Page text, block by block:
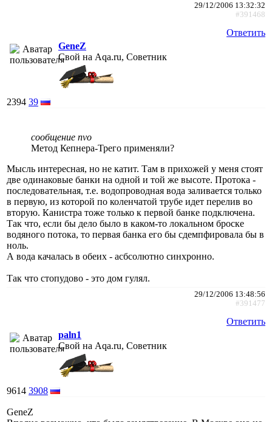
29/12/2006 13:32:32
#391468
Ответить
GeneZ
Свой на Aqa.ru, Советник
2394 39
сообщение nvo
Метод Кепнера-Трего применяли?
Мысль интересная, но не катит. Там в прихожей у меня стоят
две одинаковые банки на одной и той же высоте. Протока -
последовательная, т.е. водопроводная вода заливается только
в первую, из которой по коленчатой трубе идет перелив во
вторую. Канистра тоже только к первой банке подключена.
Так что, если бы дело было в каком-то локальном броске
водяного потока, то первая банка его бы сдемпфировала бы в
ноль.
А вода качалась в обеих - асбсолютно синхронно.
Так что стопудово - это дом гулял.
29/12/2006 13:48:56
#391477
Ответить
paln1
Свой на Aqa.ru, Советник
9614 3908
GeneZ